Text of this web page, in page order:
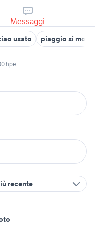
Messaggi
usato piaggio si
hpe
recente